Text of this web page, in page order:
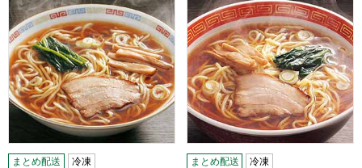
まとめ配送 冷凍 まとめ配送 冷凍